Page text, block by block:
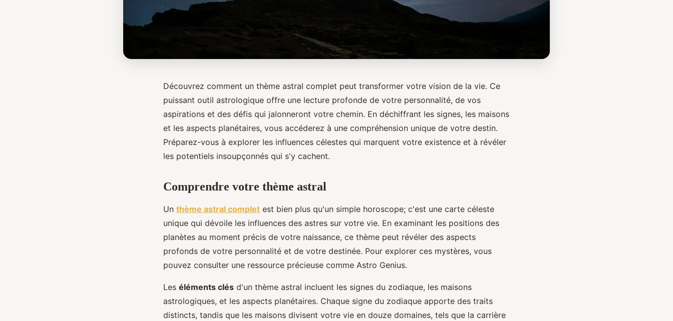
Découvrez comment un thème astral complet peut transformer votre vision de la vie. Ce
puissant outil astrologique offre une lecture profonde de votre personnalité, de vos
aspirations et des défis qui jalonneront votre chemin. En déchiffrant les signes, les maisons
et les aspects planétaires, vous accéderez à une compréhension unique de votre destin.
Préparez-vous à explorer les influences célestes qui marquent votre existence et à révéler
les potentiels insoupçonnés qui s'y cachent.
Comprendre votre thème astral
Un thème astral complet est bien plus qu'un simple horoscope; c'est une carte céleste
unique qui dévoile les influences des astres sur votre vie. En examinant les positions des
planètes au moment précis de votre naissance, ce thème peut révéler des aspects
profonds de votre personnalité et de votre destinée. Pour explorer ces mystères, vous
pouvez consulter une ressource précieuse comme Astro Genius.
Les éléments clés d'un thème astral incluent les signes du zodiaque, les maisons
astrologiques, et les aspects planétaires. Chaque signe du zodiaque apporte des traits
distincts, tandis que les maisons divisent votre vie en douze domaines, tels que la carrière